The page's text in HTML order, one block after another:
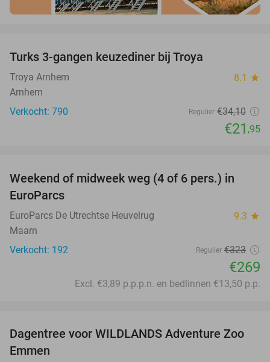
Turks 3-gangen keuzediner bij Troya
Troya Arnhem 8.1 star
Arnhem
Verkocht: 790
Regulier €34,10
€21 ,95
17%
Weekend of midweek weg (4 of 6 pers.) in
EuroParcs
EuroParcs De Utrechtse Heuvelrug 9.3 star
Maarn
Verkocht: 192
Regulier €323
€269
Excl. €3,89 p.p.p.n. en bedlinnen €13,50 p.p.
24%
Dagentree voor WILDLANDS Adventure Zoo
Emmen